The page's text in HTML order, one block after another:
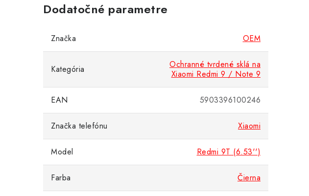
Dodatočné parametre
Značka OEM
Kategória
Ochranné tvrdené sklá na
Xiaomi Redmi 9 / Note 9
EAN 5903396100246
Značka telefónu Xiaomi
Model Redmi 9T (6.53'')
Farba Čierna